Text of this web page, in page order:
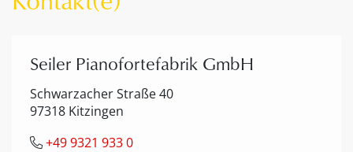
Seiler Pianofortefabrik GmbH
Schwarzacher Straße 40
97318 Kitzingen
+49 9321 933 0